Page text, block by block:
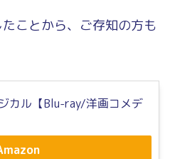
ことから、ご存知の方も
カル【Blu-ray/洋画コメデ